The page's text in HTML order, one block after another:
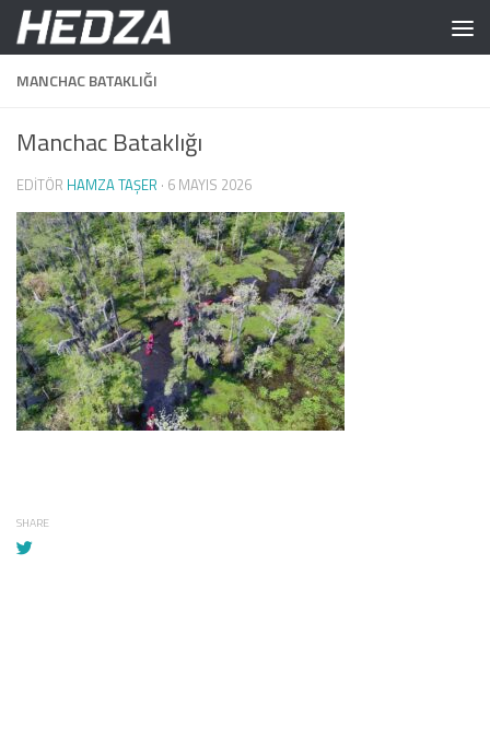
Skip to content
MANCHAC BATAKLIĞI
Manchac Bataklığı
EDITÖR HAMZA TAŞER · 6 MAYIS 2026
SHARE